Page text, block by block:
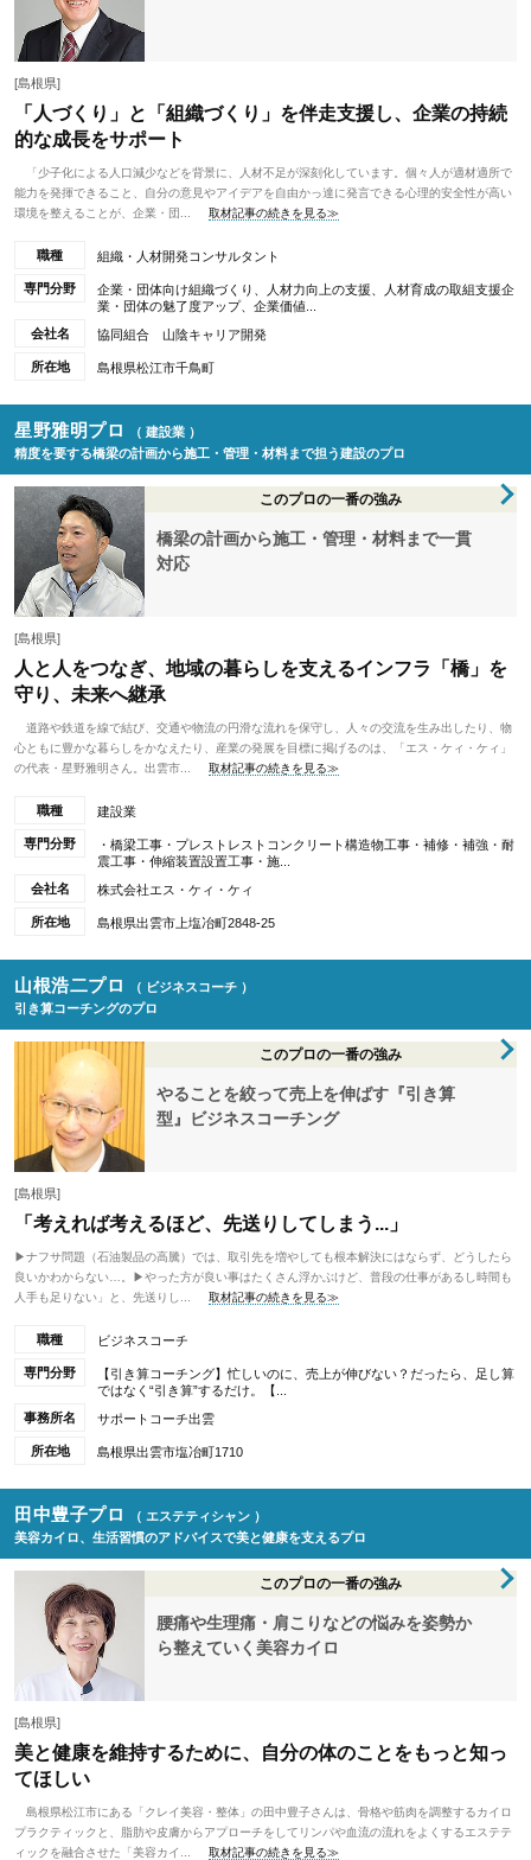
[島根県]
「人づくり」と「組織づくり」を伴走支援し、企業の持続
的な成長をサポート
「少子化による人口減少などを背景に、人材不足が深刻化しています。個々人が適材適所で
能力を発揮できること、自分の意見やアイデアを自由かっ達に発言できる心理的安全性が高い
環境を整えることが、企業・団...
取材記事の続きを見る≫
職種 組織・人材開発コンサルタント
専門分野
企業・団体向け組織づくり、人材力向上の支援、人材育成の取組支援企
業・団体の魅了度アップ、企業価値...
会社名
協同組合 山陰キャリア開発
所在地 島根県松江市千鳥町
星野雅明プロ
（ 建設業 ）
精度を要する橋梁の計画から施工・管理・材料まで担う建設のプロ
このプロの一番の強み
橋梁の計画から施工・管理・材料まで一貫
対応
[島根県]
人と人をつなぎ、地域の暮らしを支えるインフラ「橋」を
守り、未来へ継承
道路や鉄道を線で結び、交通や物流の円滑な流れを保守し、人々の交流を生み出したり、物
心ともに豊かな暮らしをかなえたり、産業の発展を目標に掲げるのは、「エス・ケィ・ケィ」
の代表・星野雅明さん。出雲市...
取材記事の続きを見る≫
職種 建設業
専門分野
・橋梁工事・プレストレストコンクリート構造物工事・補修・補強・耐
震工事・伸縮装置設置工事・施...
会社名
株式会社エス・ケィ・ケィ
所在地 島根県出雲市上塩冶町2848-25
山根浩二プロ
（ ビジネスコーチ ）
引き算コーチングのプロ
このプロの一番の強み
やることを絞って売上を伸ばす『引き算
型』ビジネスコーチング
[島根県]
「考えれば考えるほど、先送りしてしまう...」
▶︎ナフサ問題（石油製品の高騰）では、取引先を増やしても根本解決にはならず、どうしたら
良いかわからない…。▶︎やった方が良い事はたくさん浮かぶけど、普段の仕事があるし時間も
人手も足りない」と、先送りし...
取材記事の続きを見る≫
職種 ビジネスコーチ
専門分野
【引き算コーチング】忙しいのに、売上が伸びない？だったら、足し算
ではなく“引き算”するだけ。【...
事務所名
サポートコーチ出雲
所在地 島根県出雲市塩冶町1710
田中豊子プロ
（ エステティシャン ）
美容カイロ、生活習慣のアドバイスで美と健康を支えるプロ
このプロの一番の強み
腰痛や生理痛・肩こりなどの悩みを姿勢か
ら整えていく美容カイロ
[島根県]
美と健康を維持するために、自分の体のことをもっと知っ
てほしい
島根県松江市にある「クレイ美容・整体」の⽥中豊⼦さんは、⾻格や筋⾁を調整するカイロ
プラクティックと、脂肪や⽪膚からアプローチをしてリンパや⾎流の流れをよくするエステテ
ィックを融合させた「美容カイ...
取材記事の続きを見る≫